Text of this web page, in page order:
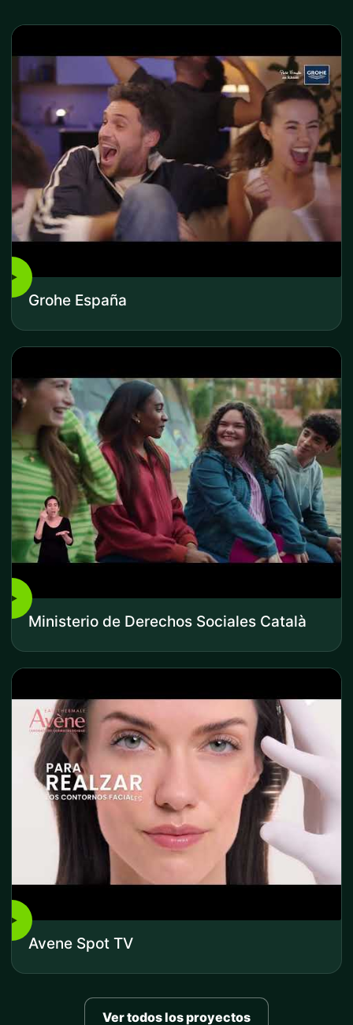
▶
Grohe España
▶
Ministerio de Derechos Sociales Català
▶
Avene Spot TV
Ver todos los proyectos